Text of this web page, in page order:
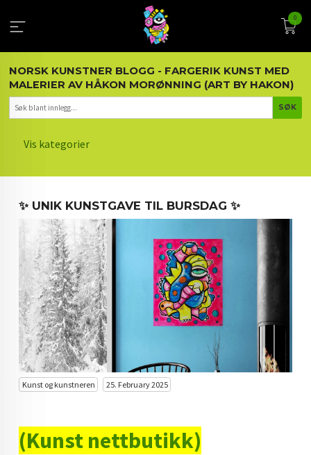
innholdet
0
NORSK KUNSTNER BLOGG - FARGERIK KUNST MED
MALERIER AV HÅKON MORØNNING (ART BY HAKON)
Vis kategorier
KUNST OG KUNSTNEREN
MALERIER BLOGG
ARTIKLER OM KUNST
INTERIØR OG KUNST
KUNST INVESTERING
KUNSTSTILER
FARGETEORI
POP ART
✨ UNIK KUNSTGAVE TIL BURSDAG ✨
Kunst og kunstneren 25. February 2025
(Kunst nettbutikk)